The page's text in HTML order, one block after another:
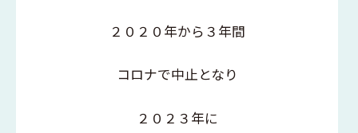
２０２０年から３年間
コロナで中止となり
２０２３年に